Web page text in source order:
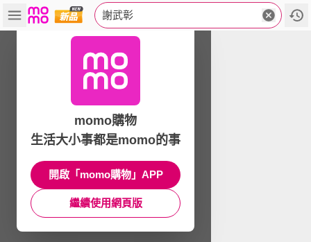
謝武彰
momo購物
生活大小事都是momo的事
開啟「momo購物」APP
繼續使用網頁版